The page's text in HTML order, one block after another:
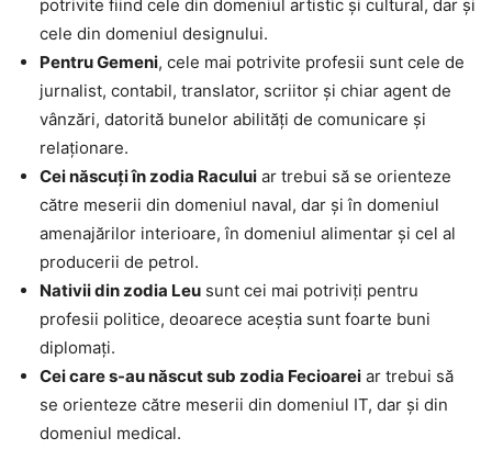
potrivite fiind cele din domeniul artistic și cultural, dar și
cele din domeniul designului.
Pentru Gemeni, cele mai potrivite profesii sunt cele de
jurnalist, contabil, translator, scriitor și chiar agent de
vânzări, datorită bunelor abilități de comunicare și
relaționare.
Cei născuți în zodia Racului ar trebui să se orienteze
către meserii din domeniul naval, dar și în domeniul
amenajărilor interioare, în domeniul alimentar și cel al
producerii de petrol.
Nativii din zodia Leu sunt cei mai potriviți pentru
profesii politice, deoarece aceștia sunt foarte buni
diplomați.
Cei care s-au născut sub zodia Fecioarei ar trebui să
se orienteze către meserii din domeniul IT, dar și din
domeniul medical.